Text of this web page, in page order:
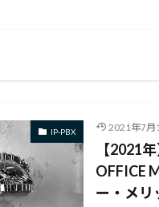
IP-PBX 2021年7月
【2021
OFFICE
ー・メリ